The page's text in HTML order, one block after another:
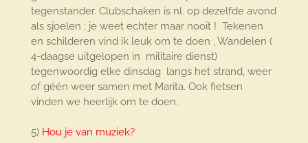
tegenstander. Clubschaken is nl. op dezelfde avond
als sjoelen ; je weet echter maar nooit ! Tekenen
en schilderen vind ik leuk om te doen , Wandelen (
4-daagse uitgelopen in militaire dienst)
tegenwoordig elke dinsdag langs het strand, weer
of géén weer samen met Marita. Ook fietsen
vinden we heerlijk om te doen.
5) Hou je van muziek?